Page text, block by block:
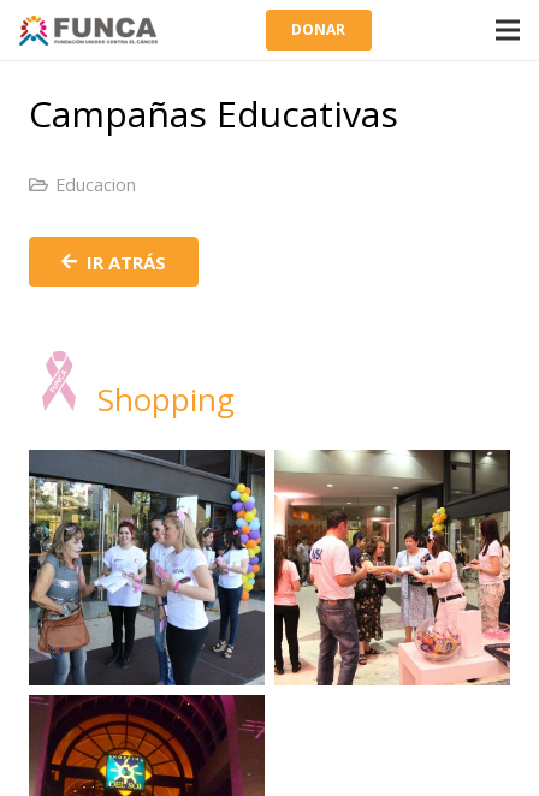
DONAR
Campañas Educativas
Educacion
IR ATRÁS
Shopping